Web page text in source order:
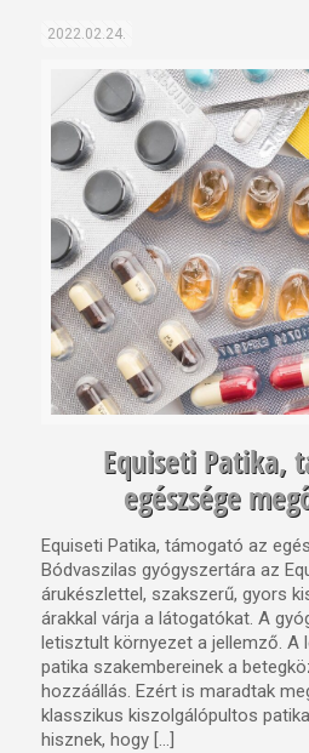
2022.02.24.
Equiseti Patika,
egészsége
Equiseti Patika, támogató az
Bódvaszilas gyógyszertára az
árukészlettel, szakszerű, gyors
árakkal várja a látogatókat. A
letisztult környezet a jellemző. A
patika szakembereinek a
hozzáállás. Ezért is maradtak
klasszikus kiszolgálópultos
hisznek, hogy […]